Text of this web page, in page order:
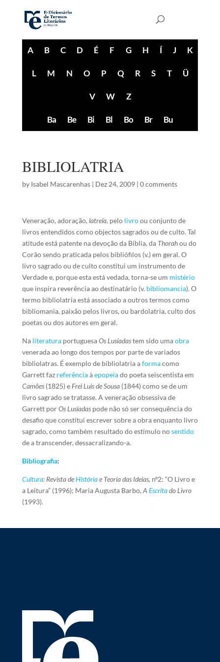
A B C D É F G H Í J K
L M N O P Q R S T Ü
V W Z
Ba Be Bi Bl Bo Br Bu
BIBLIOLATRIA
by Isabel Mascarenhas| Dez 24, 2009| 0 comments
Veneração, adoração, latreía, pelo livroou conjunto de
livros entendidos como objectos sagrados ou de culto. Tal
atitude está patente na devoção da Bíblia, da Thorahou do
Corão sendo praticada pelos bibliófilos (v.) em geral. O
livro sagrado ou de culto constitui um instrumento de
Verdade e, porque esta está vedada, torna-se um mistério
que inspira reverência ao destinatário (v. bibliomancia). O
termo bibliolatria está associado a outros termos como
bibliomania, paixão pelos livros, ou bardolatria, culto dos
poetas ou dos autores em geral.
Na literaturaportuguesaOs Lusíadastem sido umaobra
venerada ao longo dos tempos por parte de variados
bibliolatras. É exemplo de bibliolatria aformacomo
Garrett faz referênciaàepopeiado poeta seiscentista em
Camões(1825) e Frei Luis de Sousa(1844) como se de um
livro sagrado se tratasse. A veneração obsessiva de
Garrett porOs Lusíadaspode não só ser consequência do
desafio que constitui escrever sobre a obra enquanto livro
sagrado, como também resultado do estímulo nosentido
de a transcender, dessacralizando-a.
Bibliografia:
Cultura: Revista deHistóriae Teoria das Ideias, nº2: “O Livro e
a Leitura” (1996); Maria Augusta Barbo, A Escritado Livro
(1993).